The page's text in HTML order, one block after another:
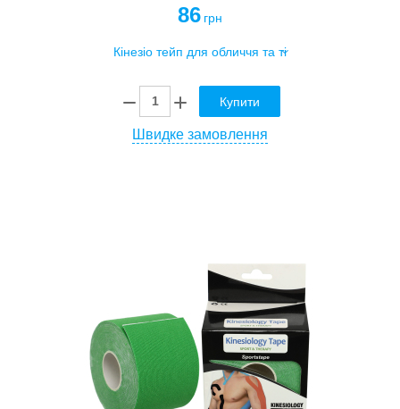
86 грн
Купити
Швидке замовлення